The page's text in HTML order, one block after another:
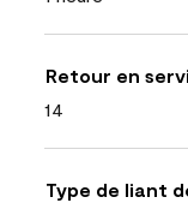
Retour en
14
Type de liant